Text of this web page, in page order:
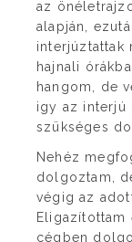
az
alapján,
interjúztattak
hajnali
hangom, de
igy az interjú
szükséges
Nehéz
dolgoztam,
végig az
Eligazítottam
cégben